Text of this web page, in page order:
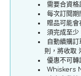
需要合資格
每次訂閱期
贈品可能
須完成至少
自動續購
則，將收取
優惠不可轉
Whiskers